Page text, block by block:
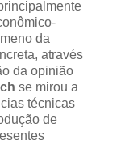
da
através
da opinião
se mirou a
técnicas
de